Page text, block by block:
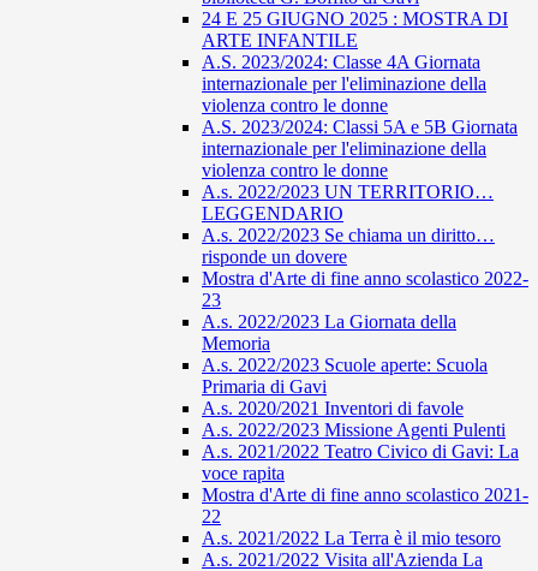
24 E 25 GIUGNO 2025 : MOSTRA DI
ARTE INFANTILE
A.S. 2023/2024: Classe 4A Giornata
internazionale per l'eliminazione della
violenza contro le donne
A.S. 2023/2024: Classi 5A e 5B Giornata
internazionale per l'eliminazione della
violenza contro le donne
A.s. 2022/2023 UN TERRITORIO…
LEGGENDARIO
A.s. 2022/2023 Se chiama un diritto…
risponde un dovere
Mostra d'Arte di fine anno scolastico 2022-
23
A.s. 2022/2023 La Giornata della
Memoria
A.s. 2022/2023 Scuole aperte: Scuola
Primaria di Gavi
A.s. 2020/2021 Inventori di favole
A.s. 2022/2023 Missione Agenti Pulenti
A.s. 2021/2022 Teatro Civico di Gavi: La
voce rapita
Mostra d'Arte di fine anno scolastico 2021-
22
A.s. 2021/2022 La Terra è il mio tesoro
A.s. 2021/2022 Visita all'Azienda La